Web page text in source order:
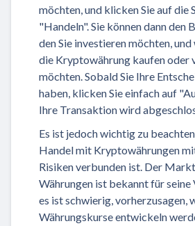
möchten, und klicken Sie auf die
"Handeln". Sie können dann den
den Sie investieren möchten, und
die Kryptowährung kaufen oder
möchten. Sobald Sie Ihre
haben, klicken Sie einfach auf
Ihre Transaktion wird
Es ist jedoch wichtig zu
Handel mit Kryptowährungen
Risiken verbunden ist. Der
Währungen ist bekannt für
es ist schwierig, vorherzusagen,
Währungskurse entwickeln